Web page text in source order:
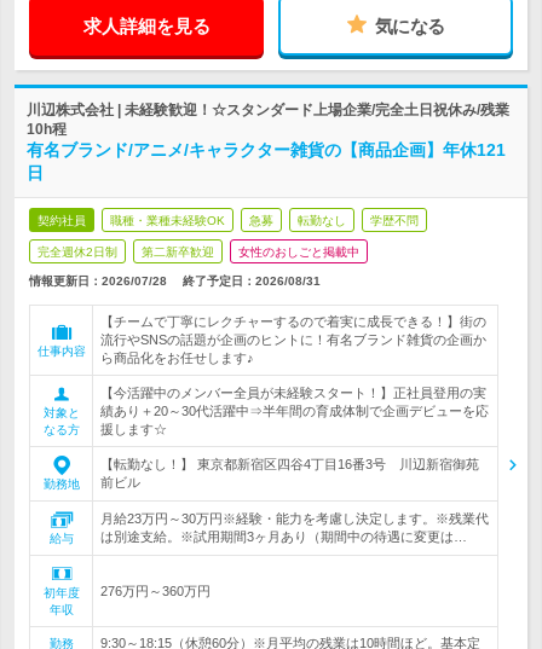
求人詳細を見る 気になる
川辺株式会社 | 未経験歓迎！☆スタンダード上場企業/完全土日祝休み/残業
10h程
有名ブランド/アニメ/キャラクター雑貨の【商品企画】年休121
日
契約社員 職種・業種未経験OK 急募 転勤なし 学歴不問
完全週休2日制 第二新卒歓迎 女性のおしごと掲載中
情報更新日：2026/07/28 終了予定日： 2026/08/31
仕事内容
【チームで丁寧にレクチャーするので着実に成長できる！】街の
流行やSNSの話題が企画のヒントに！有名ブランド雑貨の企画か
ら商品化をお任せします♪
対象と
なる方
【今活躍中のメンバー全員が未経験スタート！】正社員登用の実
績あり＋20～30代活躍中⇒半年間の育成体制で企画デビューを応
援します☆
勤務地
【転勤なし！】 東京都新宿区四谷4丁目16番3号 川辺新宿御苑
前ビル
給与
月給23万円～30万円※経験・能力を考慮し決定します。※残業代
は別途支給。※試用期間3ヶ月あり（期間中の待遇に変更は…
初年度
年収
276万円～360万円
勤務 9:30～18:15（休憩60分）※月平均の残業は10時間ほど。基本定